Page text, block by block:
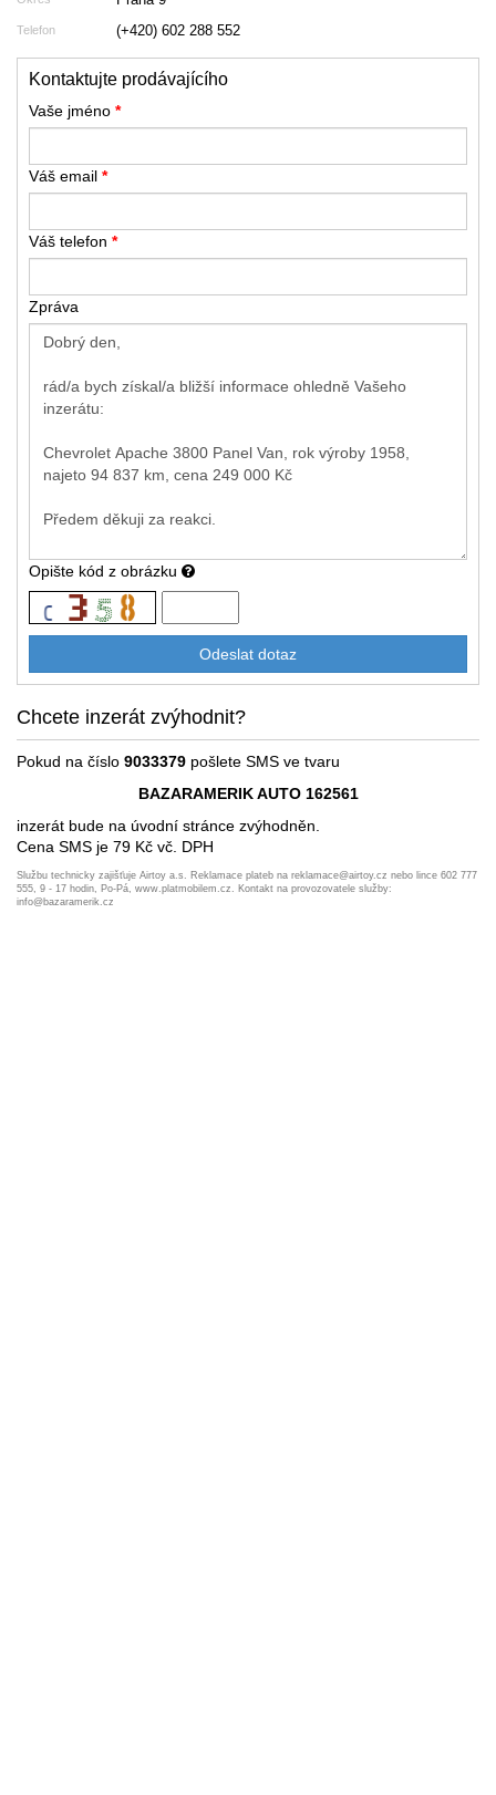
Telefon (+420) 602 288 552
Kontaktujte prodávajícího
Vaše jméno *
Váš email *
Váš telefon *
Zpráva
Opište kód z obrázku
Chcete inzerát zvýhodnit?
Pokud na číslo 9033379 pošlete SMS ve tvaru
BAZARAMERIK AUTO 162561
inzerát bude na úvodní stránce zvýhodněn.
Cena SMS je 79 Kč vč. DPH
Službu technicky zajišťuje Airtoy a.s. Reklamace plateb na reklamace@airtoy.cz nebo lince 602 777
555, 9 - 17 hodin, Po-Pá, www.platmobilem.cz. Kontakt na provozovatele služby:
info@bazaramerik.cz